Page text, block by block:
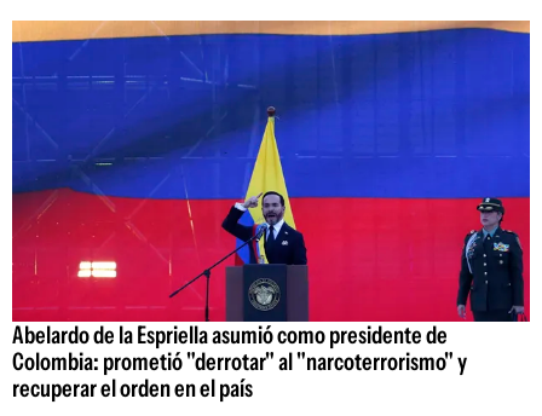
Abelardo de la Espriella asumió como presidente de
Colombia: prometió "derrotar" al "narcoterrorismo" y
recuperar el orden en el país